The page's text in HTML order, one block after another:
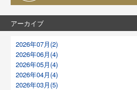
アーカイブ
2026年07月(2)
2026年06月(4)
2026年05月(4)
2026年04月(4)
2026年03月(5)